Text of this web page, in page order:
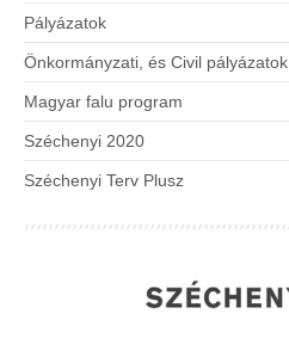
Pályázatok
Önkormányzati, és Civil pályázatok
Magyar falu program
Széchenyi 2020
Széchenyi Terv Plusz